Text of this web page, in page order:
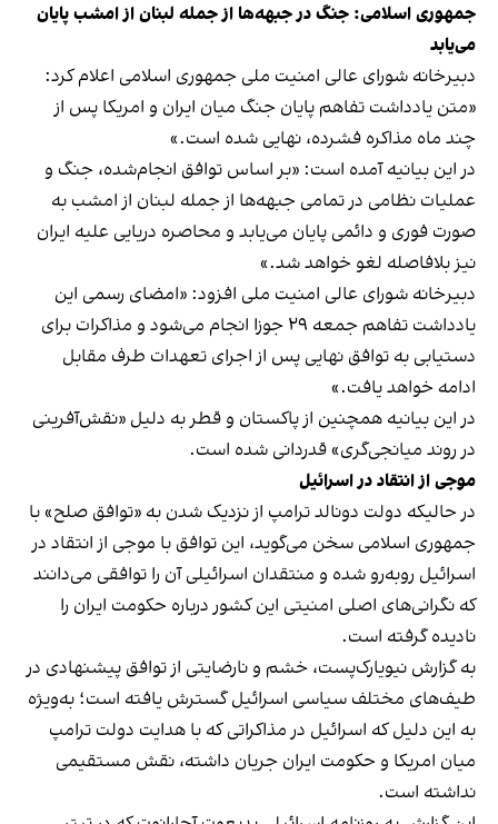
جمهوری اسلامی: جنگ در جبهه‌ها از جمله لبنان از امشب پایان
می‌یابد
دبیرخانه شورای عالی امنیت ملی جمهوری اسلامی اعلام کرد:
«متن یادداشت تفاهم پایان جنگ میان ایران و امریکا پس از
چند ماه مذاکره فشرده، نهایی شده است.»
در این بیانیه آمده است: «بر اساس توافق انجام‌شده، جنگ و
عملیات نظامی در تمامی جبهه‌ها از جمله لبنان از امشب به
صورت فوری و دائمی پایان می‌یابد و محاصره دریایی علیه ایران
نیز بلافاصله لغو خواهد شد.»
دبیرخانه شورای عالی امنیت ملی افزود: «امضای رسمی این
یادداشت تفاهم جمعه ۲۹ جوزا انجام می‌شود و مذاکرات برای
دستیابی به توافق نهایی پس از اجرای تعهدات طرف مقابل
ادامه خواهد یافت.»
در این بیانیه همچنین از پاکستان و قطر به دلیل «نقش‌آفرینی
در روند میانجی‌گری» قدردانی شده است.
موجی از انتقاد در اسرائیل
در حالیکه دولت دونالد ترامپ از نزدیک شدن به «توافق صلح» با
جمهوری اسلامی سخن می‌گوید، این توافق با موجی از انتقاد در
اسرائیل روبه‌رو شده و منتقدان اسرائیلی آن را توافقی می‌دانند
که نگرانی‌های اصلی امنیتی این کشور درباره حکومت ایران را
نادیده گرفته است.
به گزارش نیویارک‌پست، خشم و نارضایتی از توافق پیشنهادی در
طیف‌های مختلف سیاسی اسرائیل گسترش یافته است؛ به‌ویژه
به این دلیل که اسرائیل در مذاکراتی که با هدایت دولت ترامپ
میان امریکا و حکومت ایران جریان داشته، نقش مستقیمی
نداشته است.